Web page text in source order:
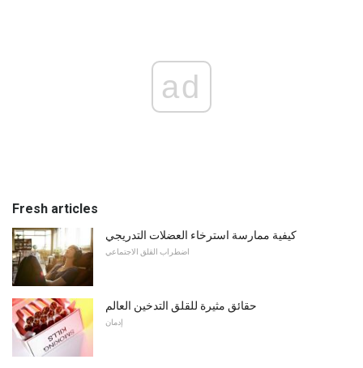
ad
Fresh articles
كيفية ممارسة استرخاء العضلات التدريجي
اضطراب القلق الاجتماعي
حقائق مثيرة للقلق التدخين العالم
إدمان